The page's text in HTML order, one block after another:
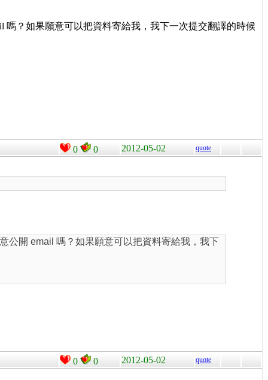
嗎？如果願意可以把資料寄給我，我下一次提交翻譯的時候
0 0 2012-05-02 quote
公開 email 嗎？如果願意可以把資料寄給我，我下
0 0 2012-05-02 quote